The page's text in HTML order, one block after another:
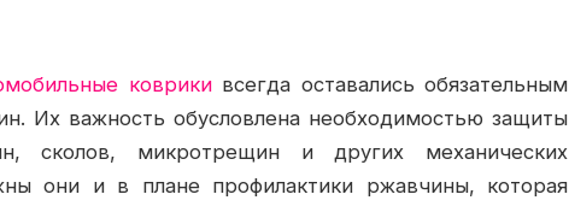
коврикивсегда оставались обязательным
Их важность обусловлена необходимостью защиты
сколов, микротрещин и других механических
они и в плане профилактики ржавчины, которая